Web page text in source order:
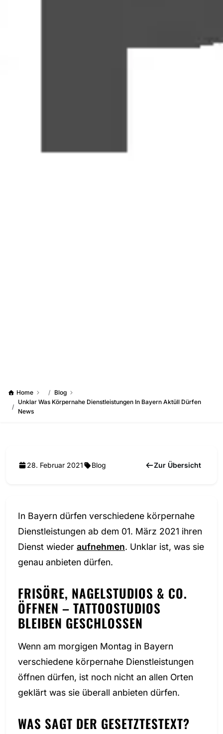
Home
Blog
Unklar Was Körpernahe Dienstleistungen In Bayern Aktüll Dürfen
News
28. Februar 2021 Blog Zur Übersicht
In Bayern dürfen verschiedene körpernahe
Dienstleistungen ab dem 01. März 2021 ihren
Dienst wieder aufnehmen. Unklar ist, was sie
genau anbieten dürfen.
FRISÖRE, NAGELSTUDIOS & CO.
ÖFFNEN – TATTOOSTUDIOS
BLEIBEN GESCHLOSSEN
Wenn am morgigen Montag in Bayern
verschiedene körpernahe Dienstleistungen
öffnen dürfen, ist noch nicht an allen Orten
geklärt was sie überall anbieten dürfen.
WAS SAGT DER GESETZTESTEXT?